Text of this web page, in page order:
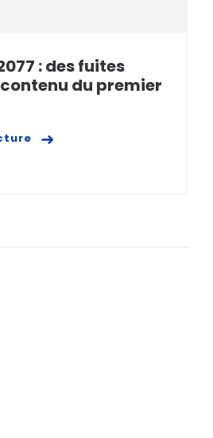
: des fuites
du premier